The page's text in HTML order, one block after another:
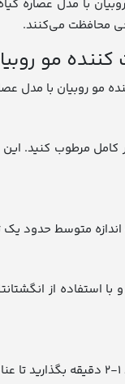
با مدل عصاره
محافظت می‌کنند.
مو
مو روبیان با مدل
کامل مرطوب کنید.
اندازه متوسط حدود
و با استفاده از